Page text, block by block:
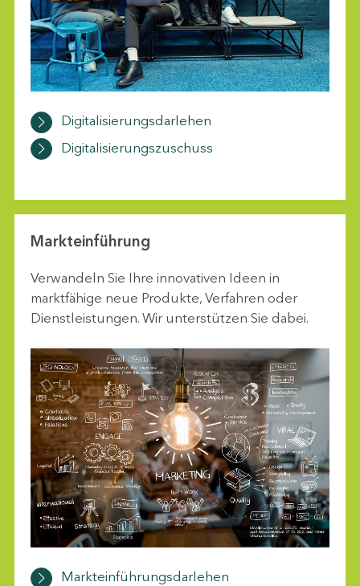
Digitalisierungsdarlehen
Digitalisierungszuschuss
Markteinführung
Verwandeln Sie Ihre innovativen Ideen in
marktfähige neue Produkte, Verfahren oder
Dienstleistungen. Wir unterstützen Sie dabei.
Markteinführungsdarlehen